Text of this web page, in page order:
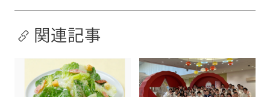
関連記事